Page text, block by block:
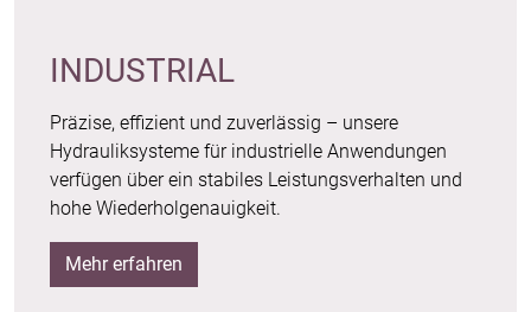
INDUSTRIAL
Präzise, effizient und zuverlässig – unsere
Hydrauliksysteme für industrielle Anwendungen
verfügen über ein stabiles Leistungsverhalten und
hohe Wiederholgenauigkeit.
Mehr erfahren